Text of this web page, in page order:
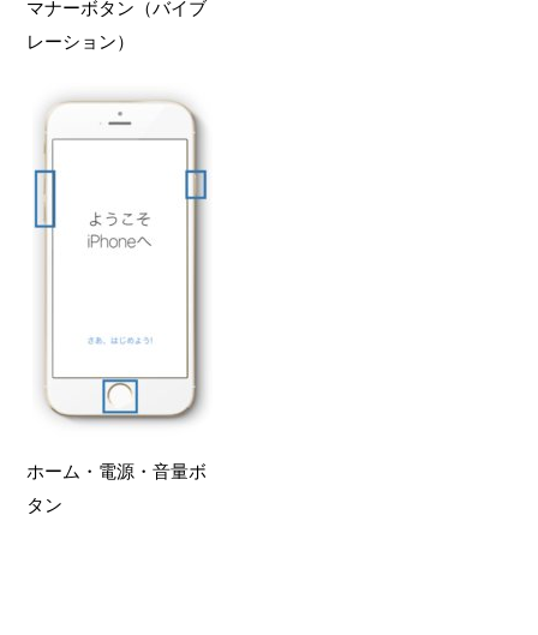
マナーボタン（バイブ
レーション）
ホーム・電源・音量ボ
タン